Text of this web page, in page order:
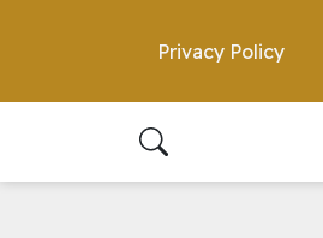
Privacy Policy